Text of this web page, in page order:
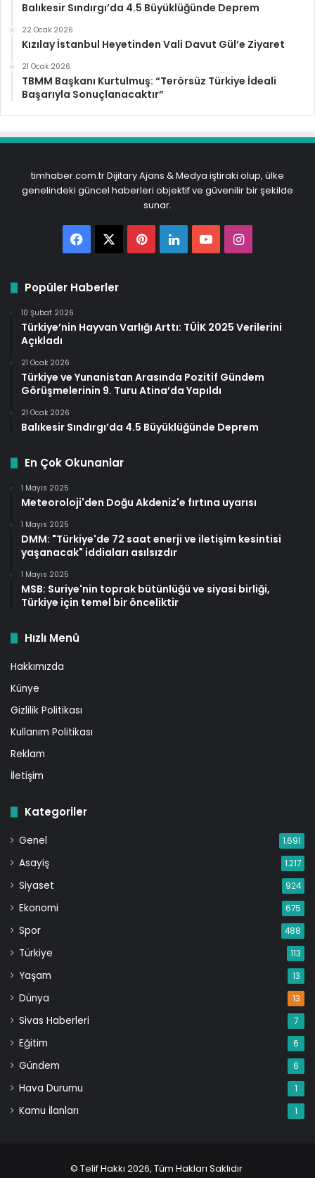
Balıkesir Sındırgı’da 4.5 Büyüklüğünde Deprem
22 Ocak 2026
Kızılay İstanbul Heyetinden Vali Davut Gül’e Ziyaret
21 Ocak 2026
TBMM Başkanı Kurtulmuş: “Terörsüz Türkiye İdeali
Başarıyla Sonuçlanacaktır”
timhaber.com.tr Dijitary Ajans & Medya iştiraki olup, ülke
genelindeki güncel haberleri objektif ve güvenilir bir şekilde
sunar.
FacebookPinterest
LinkedInYouTubeInstagram
Popüler Haberler
10 Şubat 2026
Türkiye’nin Hayvan Varlığı Arttı: TÜİK 2025 Verilerini
Açıkladı
21 Ocak 2026
Türkiye ve Yunanistan Arasında Pozitif Gündem
Görüşmelerinin 9. Turu Atina’da Yapıldı
21 Ocak 2026
Balıkesir Sındırgı’da 4.5 Büyüklüğünde Deprem
En Çok Okunanlar
1 Mayıs 2025
Meteoroloji'den Doğu Akdeniz'e fırtına uyarısı
1 Mayıs 2025
DMM: "Türkiye'de 72 saat enerji ve iletişim kesintisi
yaşanacak" iddiaları asılsızdır
1 Mayıs 2025
MSB: Suriye'nin toprak bütünlüğü ve siyasi birliği,
Türkiye için temel bir önceliktir
Hızlı Menü
Hakkımızda
Künye
Gizlilik Politikası
Kullanım Politikası
Reklam
İletişim
Kategoriler
Genel 1.691
Asayiş 1.217
Siyaset 924
Ekonomi 675
Spor 488
Türkiye 113
Yaşam 13
Dünya 13
Sivas Haberleri 7
Eğitim 6
Gündem 6
Hava Durumu 1
Kamu İlanları 1
© Telif Hakkı 2026, Tüm Hakları Saklıdır